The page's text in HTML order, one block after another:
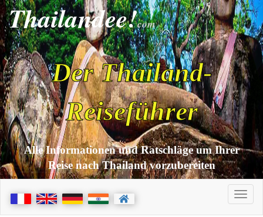
Thailandee!com
Der Thailand-
Reiseführer
Alle Informationen und Ratschläge um Ihrer
Reise nach Thailand vorzubereiten